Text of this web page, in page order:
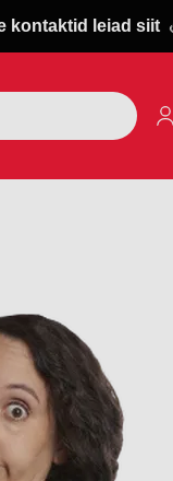
kontaktid leiad siit